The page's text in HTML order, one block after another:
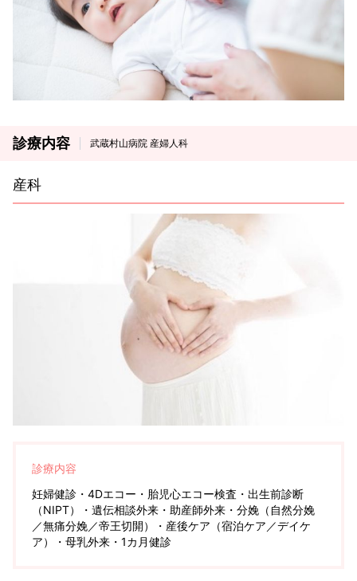
診療内容 武蔵村山病院 産婦人科
産科
診療内容
妊婦健診・4Dエコー・胎児心エコー検査・出生前診断
（NIPT）・遺伝相談外来・助産師外来・分娩（自然分娩
／無痛分娩／帝王切開）・産後ケア（宿泊ケア／デイケ
ア）・母乳外来・1カ月健診